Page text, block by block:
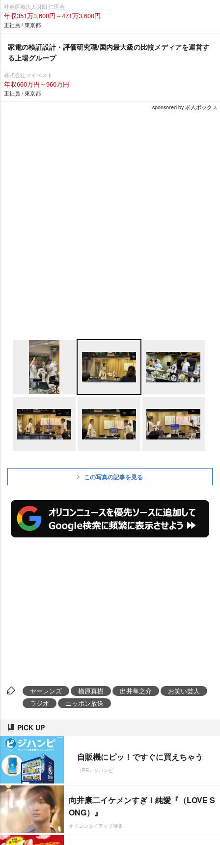
社会医療法人財団 仁医会
年収351万3,600円～471万3,600円
正社員 / 東京都
家電の検証設計・評価研究職/国内最大級の比較メディアを運営す
る上場グループ
株式会社マイベスト
年収660万円～960万円
正社員 / 東京都
sponsored by 求人ボックス
この写真の記事を見る
ヤーレンズ 楢原真樹 出井隼之介
お笑い芸人
ラジオ
ニッポン放送
PICK UP
自販機にピッ！ですぐに買えちゃう
（PR）ジハンピ
向井康二イケメンすぎ！純愛『（LOVE S
ONG）』
オリコンタイアップ特集